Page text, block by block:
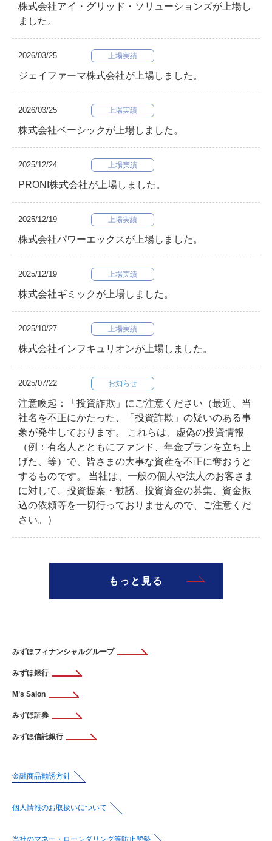
株式会社アイ・グリッド・ソリューションズが上場し
ました。
2026/03/25 上場実績
ジェイファーマ株式会社が上場しました。
2026/03/25 上場実績
株式会社ベーシックが上場しました。
2025/12/24 上場実績
PRONI株式会社が上場しました。
2025/12/19 上場実績
株式会社パワーエックスが上場しました。
2025/12/19 上場実績
株式会社ギミックが上場しました。
2025/10/27 上場実績
株式会社インフキュリオンが上場しました。
2025/07/22 お知らせ
注意喚起：「投資詐欺」にご注意ください（最近、当
社名を不正にかたった、「投資詐欺」の疑いのある事
象が発生しております。 これらは、虚偽の投資情報
（例：有名人とともにファンド、年金プランを立ち上
げた、等）で、皆さまの大事な資産を不正に奪おうと
するものです。 当社は、一般の個人や法人のお客さま
に対して、投資提案・勧誘、投資資金の募集、資金振
込の依頼等を一切行っておりませんので、ご注意くだ
さい。）
もっと見る
みずほフィナンシャルグループ
みずほ銀行
M’s Salon
みずほ証券
みずほ信託銀行
金融商品勧誘方針
個人情報のお取扱いについて
当社のマネー・ローンダリング等防止態勢